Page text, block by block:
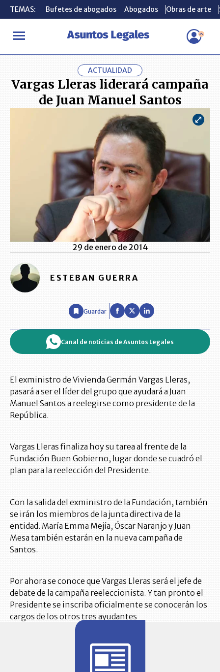
TEMAS: Bufetes de abogados Abogados Obras de arte
INICIO ACTUALIDAD Vargas Lleras liderará campaña de Juan
TEMAS: Bufetes de abogados Abogados Obras de arte
ACTUALIDAD
Vargas Lleras liderará campaña
de Juan Manuel Santos
29 de enero de 2014
ESTEBAN GUERRA
Guardar
Canal de noticias de Asuntos Legales
El exministro de Vivienda Germán Vargas Lleras,
pasará a ser el líder del grupo que ayudará a Juan
Manuel Santos a reelegirse como presidente de la
República.
Vargas Lleras finaliza hoy su tarea al frente de la
Fundación Buen Gobierno, lugar donde se cuadró el
plan para la reelección del Presidente.
Con la salida del exministro de la Fundación, también
se irán los miembros de la junta directiva de la
entidad. María Emma Mejía, Óscar Naranjo y Juan
Mesa también estarán en la nueva campaña de
Santos.
Por ahora se conoce que Vargas Lleras será el jefe de
debate de la campaña reeleccionista. Y tan pronto el
Presidente se inscriba oficialmente se conocerán los
cargos de los otros tres ayudantes